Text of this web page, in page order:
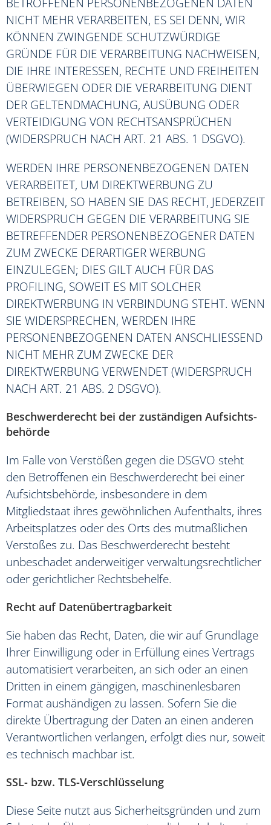
NICHT MEHR VERARBEITEN, ES SEI DENN, WIR
KÖNNEN ZWINGENDE SCHUTZWÜRDIGE
GRÜNDE FÜR DIE VERARBEITUNG NACHWEISEN,
DIE IHRE INTERESSEN, RECHTE UND FREIHEITEN
ÜBERWIEGEN ODER DIE VERARBEITUNG DIENT
DER GELTENDMACHUNG, AUSÜBUNG ODER
VERTEIDIGUNG VON RECHTSANSPRÜCHEN
(WIDERSPRUCH NACH ART. 21 ABS. 1 DSGVO).
WERDEN IHRE PERSONENBEZOGENEN DATEN
VERARBEITET, UM DIREKTWERBUNG ZU
BETREIBEN, SO HABEN SIE DAS RECHT, JEDERZEIT
WIDERSPRUCH GEGEN DIE VERARBEITUNG SIE
BETREFFENDER PERSONENBEZOGENER DATEN
ZUM ZWECKE DERARTIGER WERBUNG
EINZULEGEN; DIES GILT AUCH FÜR DAS
PROFILING, SOWEIT ES MIT SOLCHER
DIREKTWERBUNG IN VERBINDUNG STEHT. WENN
SIE WIDERSPRECHEN, WERDEN IHRE
PERSONENBEZOGENEN DATEN ANSCHLIESSEND
NICHT MEHR ZUM ZWECKE DER
DIREKTWERBUNG VERWENDET (WIDERSPRUCH
NACH ART. 21 ABS. 2 DSGVO).
Beschwerde­recht bei der zuständigen Aufsichts­
behörde
Im Falle von Verstößen gegen die DSGVO steht
den Betroffenen ein Beschwerderecht bei einer
Aufsichtsbehörde, insbesondere in dem
Mitgliedstaat ihres gewöhnlichen Aufenthalts, ihres
Arbeitsplatzes oder des Orts des mutmaßlichen
Verstoßes zu. Das Beschwerderecht besteht
unbeschadet anderweitiger verwaltungsrechtlicher
oder gerichtlicher Rechtsbehelfe.
Recht auf Daten­übertrag­barkeit
Sie haben das Recht, Daten, die wir auf Grundlage
Ihrer Einwilligung oder in Erfüllung eines Vertrags
automatisiert verarbeiten, an sich oder an einen
Dritten in einem gängigen, maschinenlesbaren
Format aushändigen zu lassen. Sofern Sie die
direkte Übertragung der Daten an einen anderen
Verantwortlichen verlangen, erfolgt dies nur, soweit
es technisch machbar ist.
SSL- bzw. TLS-Verschlüsselung
Diese Seite nutzt aus Sicherheitsgründen und zum